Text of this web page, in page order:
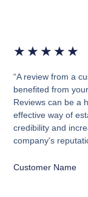
★ ★ ★ ★ ★
“A review from a
benefited from
Reviews can be a
effective way of
credibility and
company's
Customer Name